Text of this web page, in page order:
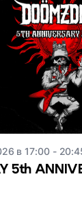
в 17:00 -
5th